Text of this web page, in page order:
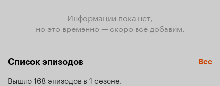
Информации пока нет,
но это временно — скоро все добавим.
Список эпизодов Все
Вышло 168 эпизодов в 1 сезоне